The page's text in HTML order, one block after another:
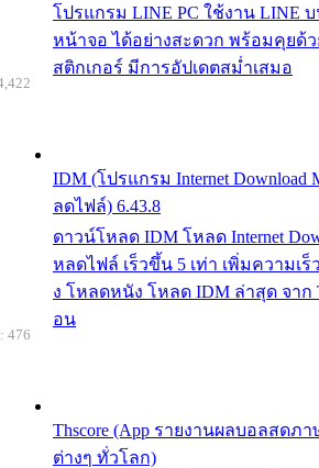
โปรแกรม LINE PC ใช้งาน LINE
หน้าจอ ได้อย่างสะดวก พร้อมคุยด้ว
สติกเกอร์ มีการอัปเดตสม่ำเสมอ
IDM (โปรแกรม Internet Download
ลดไฟล์) 6.43.8
ดาวน์โหลด IDM โหลด Internet
หลดไฟล์ เร็วขึ้น 5 เท่า เพิ่มความเ
ง โหลดหนัง โหลด IDM ล่าสุด จาก
อน
Thscore (App รายงานผลบอลสดภ
ต่างๆ ทั่วโลก)
476